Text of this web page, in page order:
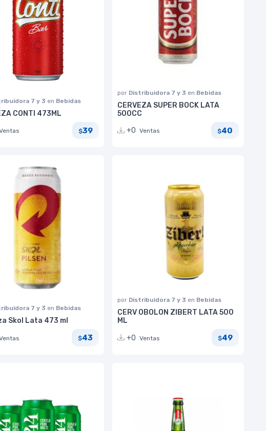
7 y 3 en Bebidas
CONTI 473ML
$39
por Distribuidora 7 y 3 en Bebidas
CERVEZA SUPER BOCK LATA
500CC
+0 Ventas $40
7 y 3 en Bebidas
Skol Lata 473 ml
$43
por Distribuidora 7 y 3 en Bebidas
CERV OBOLON ZIBERT LATA 500
ML
+0 Ventas $49